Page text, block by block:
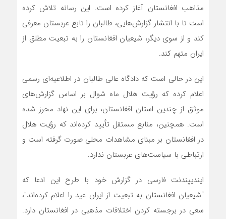
مذاهب افغانستان آغاز کرده است. این رسانه تلاش کرده
است تا با انتشار گزارش‌هایی، طالبان را تابع عربستان معرفی
کند و از سوی دیگر، شیعیان افغانستان را به تبعیت مطلق از
ایران متهم کند.
این در حالی است که دادگاه عالی طالبان در اطلاعیه‌ای رسمی
اعلام کرده که رؤیت هلال ماه شوال بر اساس گزارش‌های
موثق از چندین استان افغانستان، برای این نهاد محرز شده
است. همچنین، منابع مستقل تأیید کرده‌اند که رؤیت هلال
در افغانستان بر مبنای مشاهدات محلی صورت گرفته است و
ارتباطی با سیاست‌های عربستان ندارد.
ایندیپندنت فارسی در گزارش خود با طرح این ادعا که
“شیعیان افغانستان به تبعیت از ایران عید را اعلام کرده‌اند”،
سعی در برجسته کردن اختلافات مذهبی در افغانستان دارد.